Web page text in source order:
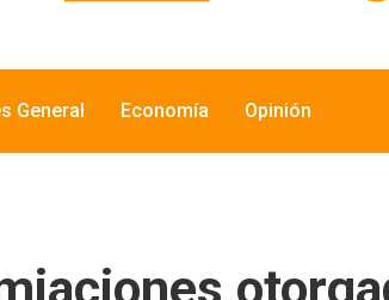
General Economía Opinión